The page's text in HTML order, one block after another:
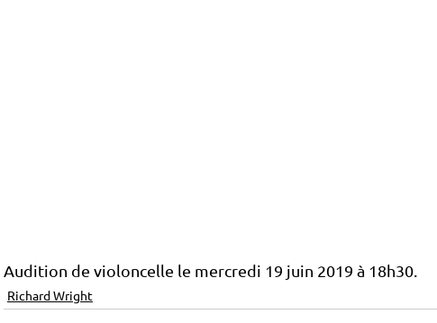
Audition de violoncelle le mercredi 19 juin 2019 à 18h30.
Richard Wright